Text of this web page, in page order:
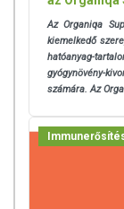
Az Organiqa
kiemelkedő
hatóanyag-
gyógynövény-
számára. Az